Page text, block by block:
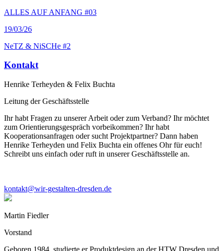
ALLES AUF ANFANG #03
19/03/26
NeTZ & NiSCHe #2
Kontakt
Henrike Terheyden & Felix Buchta
Leitung der Geschäftsstelle
Ihr habt Fragen zu unserer Arbeit oder zum Verband? Ihr möchtet
zum Orientierungsgespräch vorbeikommen? Ihr habt
Kooperationsanfragen oder sucht Projektpartner? Dann haben
Henrike Terheyden und Felix Buchta ein offenes Ohr für euch!
Schreibt uns einfach oder ruft in unserer Geschäftsstelle an.
kontakt@wir-gestalten-dresden.de
Martin Fiedler
Vorstand